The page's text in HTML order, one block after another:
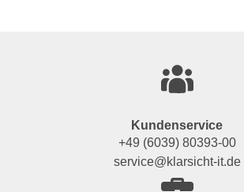
Kundenservice
+49 (6039) 80393-00
service@klarsicht-it.de